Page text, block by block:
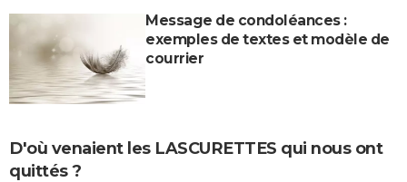
Message de condoléances :
exemples de textes et modèle de
courrier
D'où venaient les LASCURETTES qui nous ont
quittés ?